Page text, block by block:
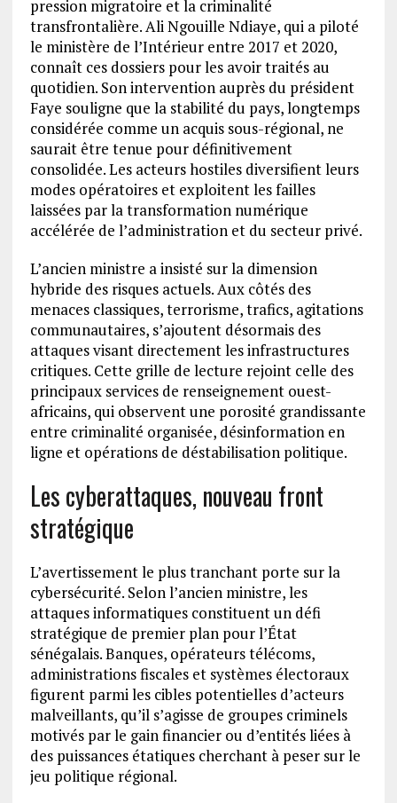
pression migratoire et la criminalité
transfrontalière. Ali Ngouille Ndiaye, qui a piloté
le ministère de l’Intérieur entre 2017 et 2020,
connaît ces dossiers pour les avoir traités au
quotidien. Son intervention auprès du président
Faye souligne que la stabilité du pays, longtemps
considérée comme un acquis sous-régional, ne
saurait être tenue pour définitivement
consolidée. Les acteurs hostiles diversifient leurs
modes opératoires et exploitent les failles
laissées par la transformation numérique
accélérée de l’administration et du secteur privé.
L’ancien ministre a insisté sur la dimension
hybride des risques actuels. Aux côtés des
menaces classiques, terrorisme, trafics, agitations
communautaires, s’ajoutent désormais des
attaques visant directement les infrastructures
critiques. Cette grille de lecture rejoint celle des
principaux services de renseignement ouest-
africains, qui observent une porosité grandissante
entre criminalité organisée, désinformation en
ligne et opérations de déstabilisation politique.
Les cyberattaques, nouveau front
stratégique
L’avertissement le plus tranchant porte sur la
cybersécurité. Selon l’ancien ministre, les
attaques informatiques constituent un défi
stratégique de premier plan pour l’État
sénégalais. Banques, opérateurs télécoms,
administrations fiscales et systèmes électoraux
figurent parmi les cibles potentielles d’acteurs
malveillants, qu’il s’agisse de groupes criminels
motivés par le gain financier ou d’entités liées à
des puissances étatiques cherchant à peser sur le
jeu politique régional.